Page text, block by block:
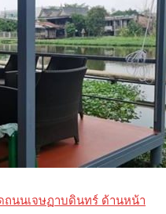
นนเจษฏาบดินทร์ ด้านหน้า